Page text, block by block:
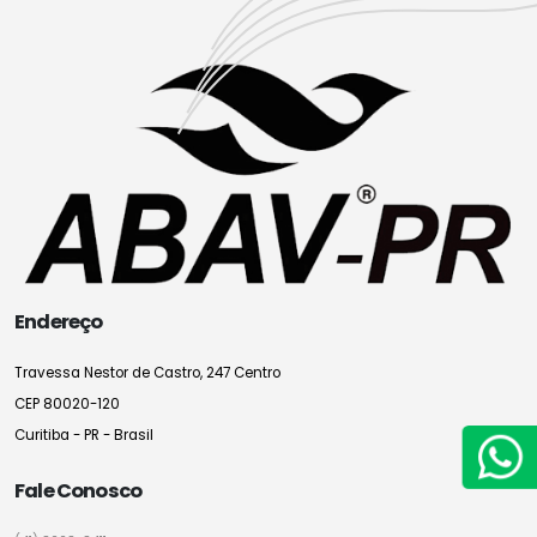
Endereço
Travessa Nestor de Castro, 247 Centro
CEP 80020-120
Curitiba - PR - Brasil
Fale Conosco